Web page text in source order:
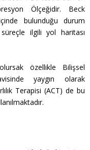
Ölçeğidir. Beck
bulunduğu durum
ilgili yol haritası
özellikle Bilişsel
yaygın olarak
Terapisi (ACT) de bu